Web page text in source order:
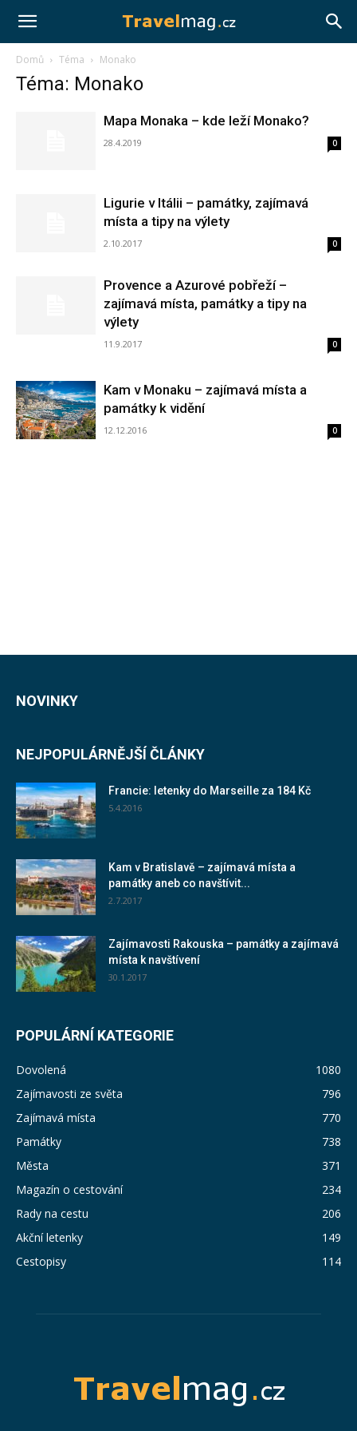
Travelmag.cz
Domů Téma Monako
Téma: Monako
Mapa Monaka – kde leží Monako?
28.4.2019 0
Ligurie v Itálii – památky, zajímavá
místa a tipy na výlety
2.10.2017 0
Provence a Azurové pobřeží –
zajímavá místa, památky a tipy na
výlety
11.9.2017 0
Kam v Monaku – zajímavá místa a
památky k vidění
12.12.2016 0
NOVINKY
NEJPOPULÁRNĚJŠÍ ČLÁNKY
Francie: letenky do Marseille za 184 Kč
5.4.2016
Kam v Bratislavě – zajímavá místa a
památky aneb co navštívit...
2.7.2017
Zajímavosti Rakouska – památky a zajímavá
místa k navštívení
30.1.2017
POPULÁRNÍ KATEGORIE
Dovolená
1080
Zajímavosti ze světa
796
Zajímavá místa
770
Památky
738
Města
371
Magazín o cestování
234
Rady na cestu
206
Akční letenky
149
Cestopisy
114